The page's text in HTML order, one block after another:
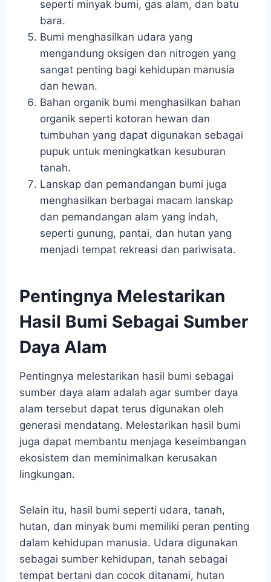
seperti minyak bumi, gas alam, dan batu
bara.
Bumi menghasilkan udara yang
mengandung oksigen dan nitrogen yang
sangat penting bagi kehidupan manusia
dan hewan.
Bahan organik bumi menghasilkan bahan
organik seperti kotoran hewan dan
tumbuhan yang dapat digunakan sebagai
pupuk untuk meningkatkan kesuburan
tanah.
Lanskap dan pemandangan bumi juga
menghasilkan berbagai macam lanskap
dan pemandangan alam yang indah,
seperti gunung, pantai, dan hutan yang
menjadi tempat rekreasi dan pariwisata.
Pentingnya Melestarikan
Hasil Bumi Sebagai Sumber
Daya Alam
Pentingnya melestarikan hasil bumi sebagai
sumber daya alam adalah agar sumber daya
alam tersebut dapat terus digunakan oleh
generasi mendatang. Melestarikan hasil bumi
juga dapat membantu menjaga keseimbangan
ekosistem dan meminimalkan kerusakan
lingkungan.
Selain itu, hasil bumi seperti udara, tanah,
hutan, dan minyak bumi memiliki peran penting
dalam kehidupan manusia. Udara digunakan
sebagai sumber kehidupan, tanah sebagai
tempat bertani dan cocok ditanami, hutan